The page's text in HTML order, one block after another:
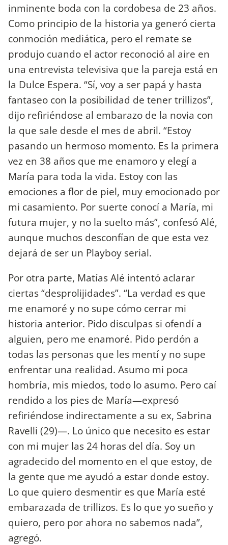
inminente boda con la cordobesa de 23 años.
Como principio de la historia ya generó cierta
conmoción mediática, pero el remate se
produjo cuando el actor reconoció al aire en
una entrevista televisiva que la pareja está en
la Dulce Espera. “Sí, voy a ser papá y hasta
fantaseo con la posibilidad de tener trillizos”,
dijo refiriéndose al embarazo de la novia con
la que sale desde el mes de abril. “Estoy
pasando un hermoso momento. Es la primera
vez en 38 años que me enamoro y elegí a
María para toda la vida. Estoy con las
emociones a flor de piel, muy emocionado por
mi casamiento. Por suerte conocí a María, mi
futura mujer, y no la suelto más”, confesó Alé,
aunque muchos desconfían de que esta vez
dejará de ser un Playboy serial.
Por otra parte, Matías Alé intentó aclarar
ciertas “desprolijidades”. “La verdad es que
me enamoré y no supe cómo cerrar mi
historia anterior. Pido disculpas si ofendí a
alguien, pero me enamoré. Pido perdón a
todas las personas que les mentí y no supe
enfrentar una realidad. Asumo mi poca
hombría, mis miedos, todo lo asumo. Pero caí
rendido a los pies de María—expresó
refiriéndose indirectamente a su ex, Sabrina
Ravelli (29)—. Lo único que necesito es estar
con mi mujer las 24 horas del día. Soy un
agradecido del momento en el que estoy, de
la gente que me ayudó a estar donde estoy.
Lo que quiero desmentir es que María esté
embarazada de trillizos. Es lo que yo sueño y
quiero, pero por ahora no sabemos nada”,
agregó.